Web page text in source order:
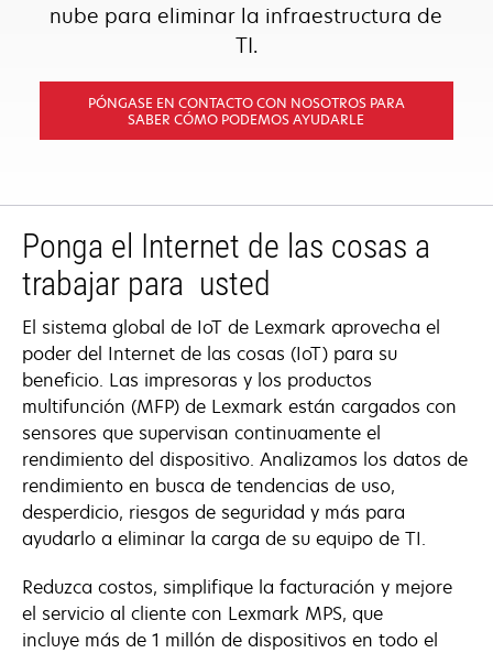
nube para eliminar la infraestructura de
TI.
PÓNGASE EN CONTACTO CON NOSOTROS PARA
SABER CÓMO PODEMOS AYUDARLE
Ponga el Internet de las cosas a
trabajar para usted
El sistema global de IoT de Lexmark aprovecha el
poder del Internet de las cosas (IoT) para su
beneficio. Las impresoras y los productos
multifunción (MFP) de Lexmark están cargados con
sensores que supervisan continuamente el
rendimiento del dispositivo. Analizamos los datos de
rendimiento en busca de tendencias de uso,
desperdicio, riesgos de seguridad y más para
ayudarlo a eliminar la carga de su equipo de TI.
Reduzca costos, simplifique la facturación y mejore
el servicio al cliente con Lexmark MPS, que
incluye más de 1 millón de dispositivos en todo el